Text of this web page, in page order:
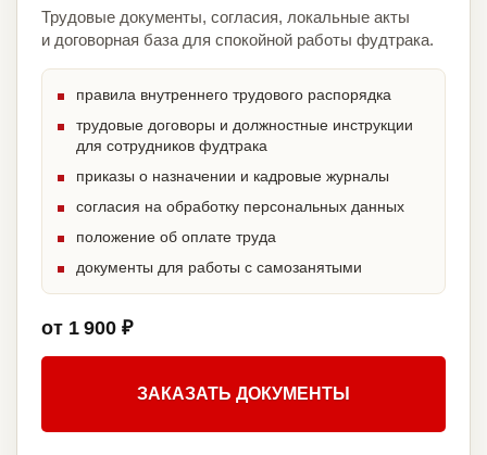
Трудовые документы, согласия, локальные акты
и договорная база для спокойной работы фудтрака.
правила внутреннего трудового распорядка
трудовые договоры и должностные инструкции
для сотрудников фудтрака
приказы о назначении и кадровые журналы
согласия на обработку персональных данных
положение об оплате труда
документы для работы с самозанятыми
от 1 900 ₽
ЗАКАЗАТЬ ДОКУМЕНТЫ